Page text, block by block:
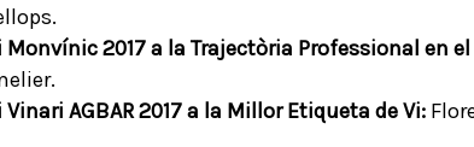
Monvínic 2017 a la Trajectòria Professional en
Vinari AGBAR 2017 a la Millor Etiqueta de Vi: